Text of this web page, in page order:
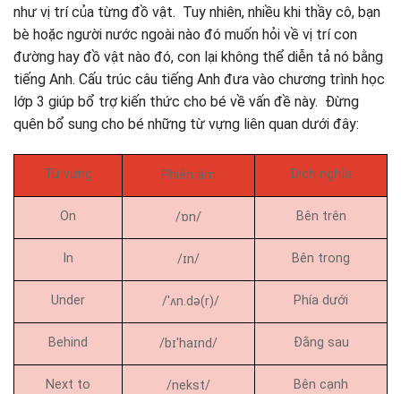
như vị trí của từng đồ vật. Tuy nhiên, nhiều khi thầy cô, bạn
bè hoặc người nước ngoài nào đó muốn hỏi về vị trí con
đường hay đồ vật nào đó, con lại không thể diễn tả nó bằng
tiếng Anh. Cấu trúc câu tiếng Anh đưa vào chương trình học
lớp 3 giúp bổ trợ kiến thức cho bé về vấn đề này. Đừng
quên bổ sung cho bé những từ vựng liên quan dưới đây:
Từ vựng Phiên âm Dịch nghĩa
On /ɒn/ Bên trên
In /ɪn/ Bên trong
Under /ˈʌn.də(r)/ Phía dưới
Behind /bɪˈhaɪnd/ Đằng sau
Next to /nekst/ Bên cạnh